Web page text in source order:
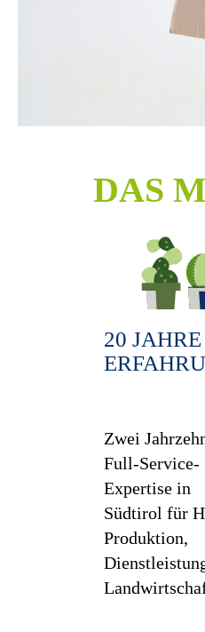
DAS
20 JAHRE
Zwei
Full-Service-
Expertise in
Südtirol für
Produktion,